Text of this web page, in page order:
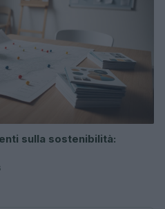
sulla sostenibilità: